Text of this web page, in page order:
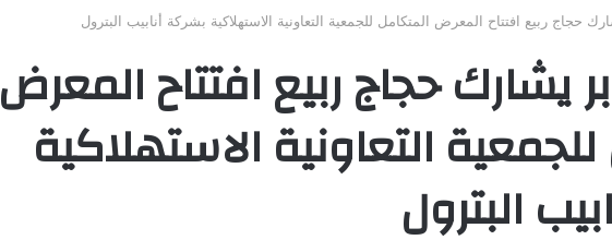
حجاج ربيع افتتاح المعرض المتكامل للجمعية التعاونية الاستهلاكية بشركة أنابيب البترول
يشارك حجاج ربيع افتتاح المعرض
التعاونية الاستهلاكية
البترول